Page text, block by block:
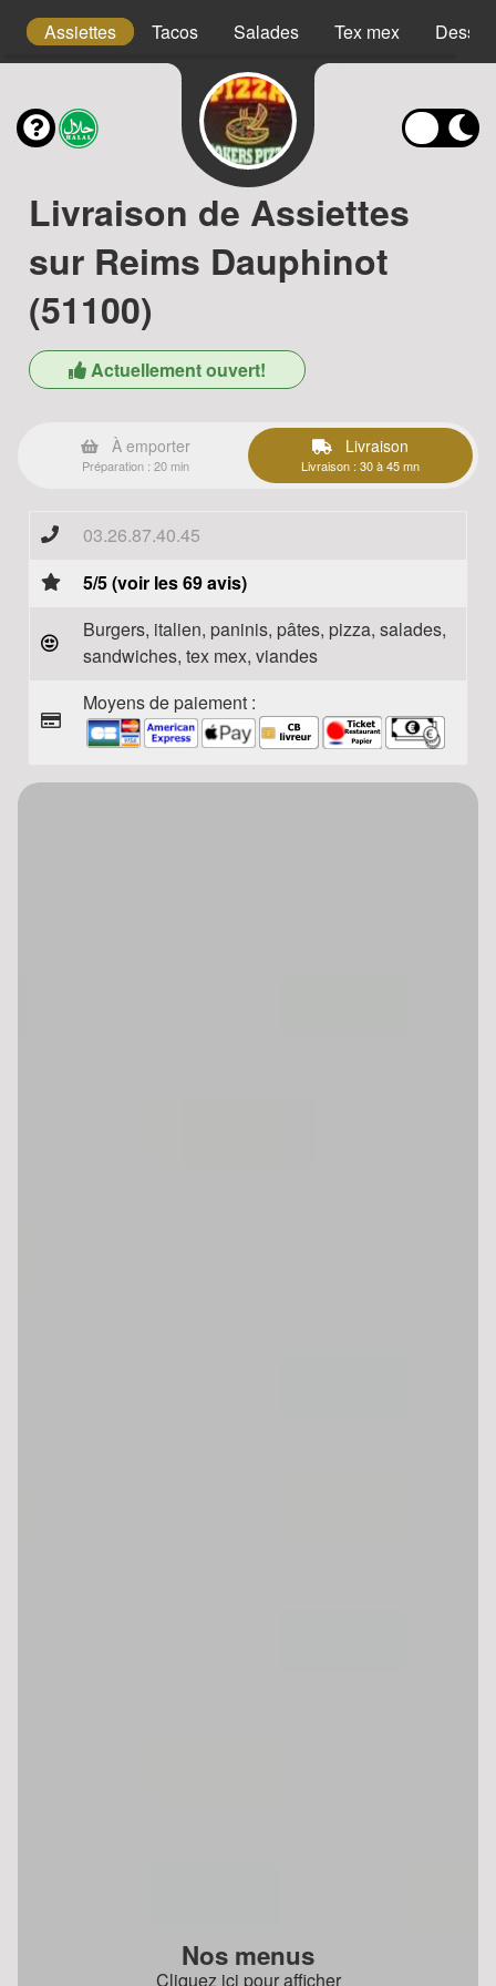
Assiettes Tacos Salades Tex mex
Livraison de Assiettes
sur Reims Dauphinot
(51100)
Actuellement ouvert!
À emporter
Préparation : 20 min
Livraison
Livraison : 30 à 45 mn
03.26.87.40.45
5/5 (voir les 69 avis)
Burgers, italien, paninis, pâtes, pizza, salades,
sandwiches, tex mex, viandes
Moyens de paiement :
Nos menus
Cliquez ici pour afficher